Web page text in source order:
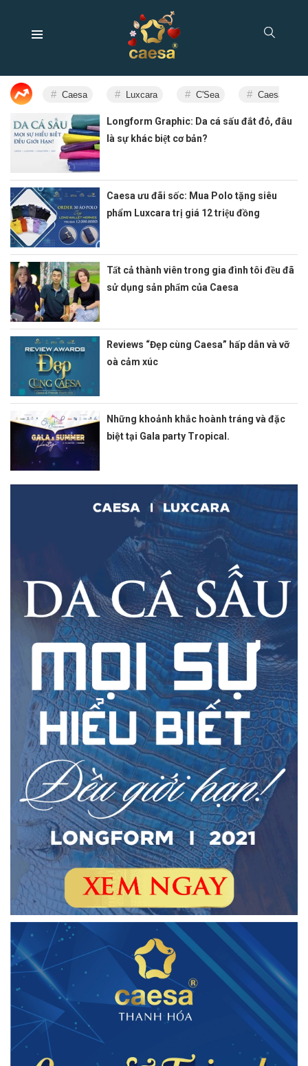
Caesa Luxcara C'Sea Caesa
Longform Graphic: Da cá sấu đắt đỏ, đâu
là sự khác biệt cơ bản?
Caesa ưu đãi sốc: Mua Polo tặng siêu
phẩm Luxcara trị giá 12 triệu đồng
Tất cả thành viên trong gia đình tôi đều đã
sử dụng sản phẩm của Caesa
Reviews “Đẹp cùng Caesa” hấp dẫn và vỡ
oà cảm xúc
Những khoảnh khắc hoành tráng và đặc
biệt tại Gala party Tropical.